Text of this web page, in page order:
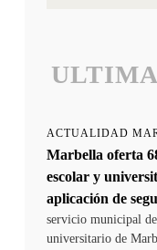
ACTUALIDAD
Marbella oferta
escolar y
aplicación de
servicio municipal
universitario de